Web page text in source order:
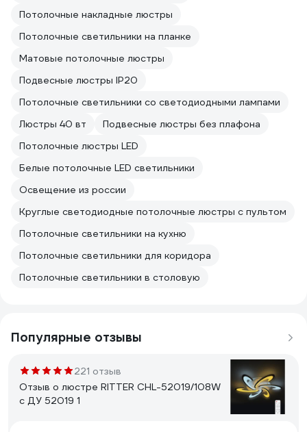
Потолочные накладные люстры
Потолочные светильники на планке
Матовые потолочные люстры
Подвесные люстры IP20
Потолочные светильники со светодиодными лампами
Люстры 40 вт
Подвесные люстры без плафона
Потолочные люстры LED
Белые потолочные LED светильники
Освещение из россии
Круглые светодиодные потолочные люстры с пультом
Потолочные светильники на кухню
Потолочные светильники для коридора
Потолочные светильники в столовую
Популярные отзывы
221 отзыв
Отзыв о люстре RITTER CHL-52019/108W
с ДУ 52019 1